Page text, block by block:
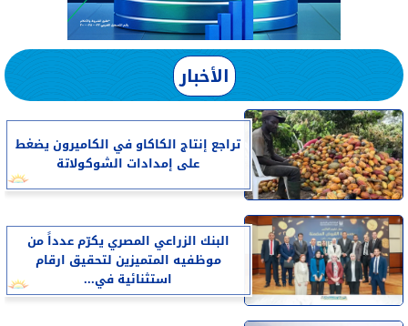
الأخبار
تراجع إنتاج الكاكاو في الكاميرون يضغط
على إمدادات الشوكولاتة
البنك الزراعي المصري يكرّم عدداً من
موظفيه المتميزين لتحقيق ارقام
استثنائية في...